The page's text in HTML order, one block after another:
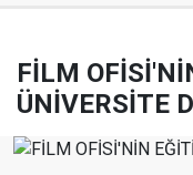
FİLM
ÜNİVERSİTE